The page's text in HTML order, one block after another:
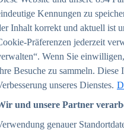
2025
2025
2025
in Deutschland 2025
Kennungen zu
Inhalt korrekt und aktuell ist
Präferenzen jederzeit
Wenn Sie
Besuche zu sammeln.
unseres Dienstes.
und unsere Partner
genauer